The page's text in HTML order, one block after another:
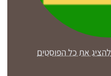
להציג את כל הפוסטים